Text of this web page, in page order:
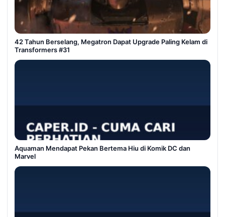
42 Tahun Berselang, Megatron Dapat Upgrade Paling Kelam di
Transformers #31
Aquaman Mendapat Pekan Bertema Hiu di Komik DC dan
Marvel